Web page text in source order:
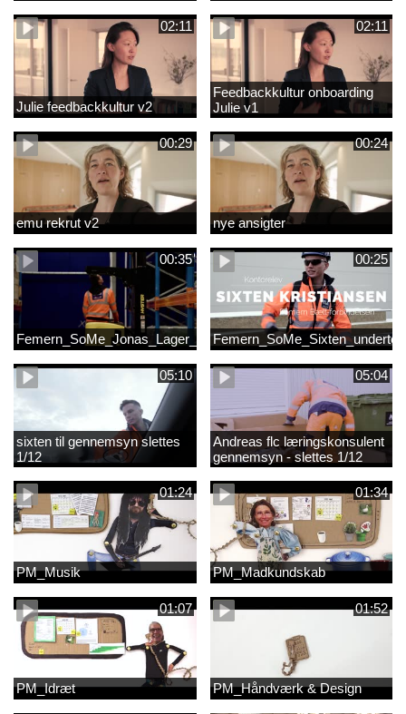
02:11
Julie feedbackkultur v2
02:11
Feedbackkultur onboarding
Julie v1
00:29
emu rekrut v2
00:24
nye ansigter
00:35
Femern_SoMe_Jonas_Lager_Undertekst
00:25
05:10
sixten til gennemsyn slettes
1/12
05:04
Andreas flc læringskonsulent
gennemsyn - slettes 1/12
01:24
PM_Musik
01:34
PM_Madkundskab
01:07
PM_Idræt
01:52
PM_Håndværk & Design